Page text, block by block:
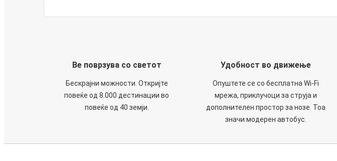
Ве поврзува со светот
Бескрајни можности. Откријте
повеќе од 8.000 дестинации во
повеќе од 40 земји.
Удобност во движење
Опуштете се со бесплатна Wi-Fi
мрежа, приклучоци за струја и
дополнителен простор за нозе. Тоа
значи модерен автобус.